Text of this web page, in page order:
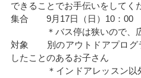
できることでお手伝いをしてく
集合 9月17日（日）10：00
＊バス停は狭いので、広い
対象 別のアウトドアプログ
したことのあるお子さん
＊インドアレッスン以外